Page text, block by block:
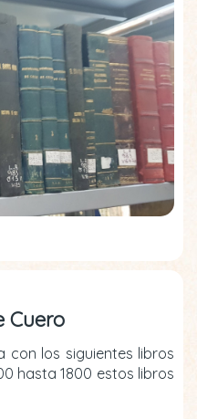
Cuero
con los siguientes libros
hasta 1800 estos libros